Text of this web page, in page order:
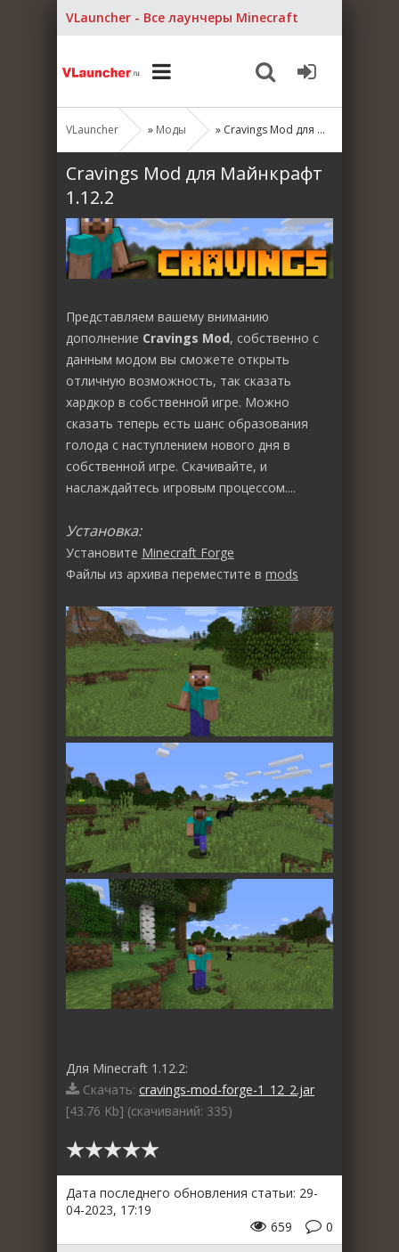
VLauncher - Все лаунчеры Minecraft
VLauncher » Моды » Cravings Mod для Майнкрафт 1.12.2
Cravings Mod для Майнкрафт
1.12.2
Представляем вашему вниманию
дополнение Cravings Mod, собственно с
данным модом вы сможете открыть
отличную возможность, так сказать
хардкор в собственной игре. Можно
сказать теперь есть шанс образования
голода с наступлением нового дня в
собственной игре. Скачивайте, и
наслаждайтесь игровым процессом....
Установка:
Установите Minecraft Forge
Файлы из архива переместите в mods
Для Minecraft 1.12.2:
Скачать: cravings-mod-forge-1_12_2.jar
[43.76 Kb] (cкачиваний: 335)
Дата последнего обновления статьи: 29-
04-2023, 17:19
0
659